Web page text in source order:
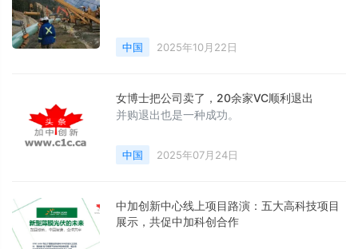
中国 2025年10月22日
女博士把公司卖了，20余家VC顺利退出
并购退出也是一种成功。
中国 2025年07月24日
中加创新中心线上项目路演：五大高科技项目
展示，共促中加科创合作